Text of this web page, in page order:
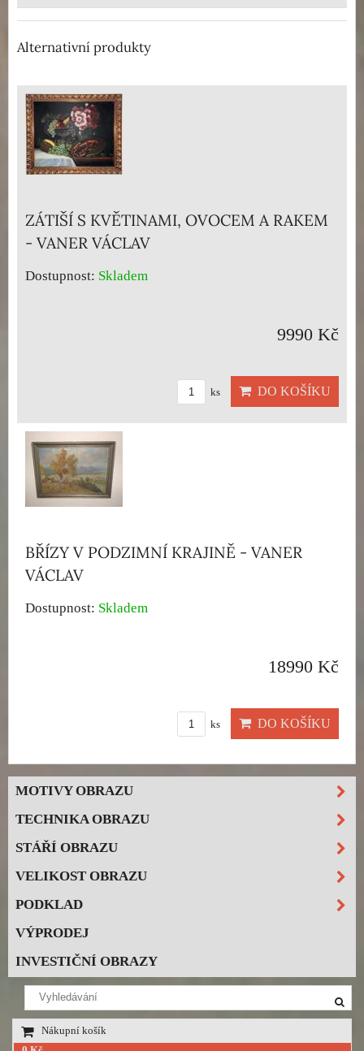
Alternativní produkty
ZÁTIŠÍ S KVĚTINAMI, OVOCEM A RAKEM
- VANER VÁCLAV
Dostupnost: Skladem
9990 Kč
ks DO KOŠÍKU
BŘÍZY V PODZIMNÍ KRAJINĚ - VANER
VÁCLAV
Dostupnost: Skladem
18990 Kč
ks DO KOŠÍKU
MOTIVY OBRAZU
TECHNIKA OBRAZU
STÁŘÍ OBRAZU
VELIKOST OBRAZU
PODKLAD
VÝPRODEJ
INVESTIČNÍ OBRAZY
Nákupní košík